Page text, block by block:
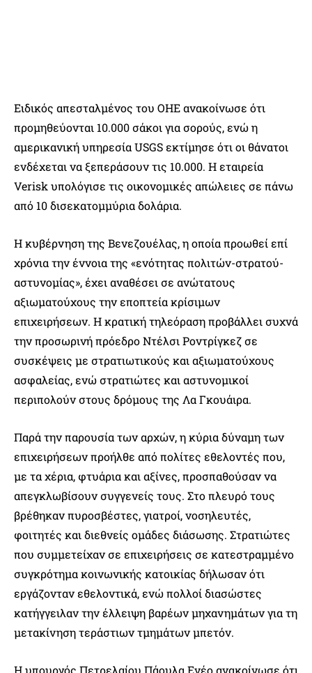
Ειδικός απεσταλμένος του ΟΗΕ ανακοίνωσε ότι
προμηθεύονται 10.000 σάκοι για σορούς, ενώ η
αμερικανική υπηρεσία USGS εκτίμησε ότι οι θάνατοι
ενδέχεται να ξεπεράσουν τις 10.000. Η εταιρεία
Verisk υπολόγισε τις οικονομικές απώλειες σε πάνω
από 10 δισεκατομμύρια δολάρια.
Η κυβέρνηση της Βενεζουέλας, η οποία προωθεί επί
χρόνια την έννοια της «ενότητας πολιτών-στρατού-
αστυνομίας», έχει αναθέσει σε ανώτατους
αξιωματούχους την εποπτεία κρίσιμων
επιχειρήσεων. Η κρατική τηλεόραση προβάλλει συχνά
την προσωρινή πρόεδρο Ντέλσι Ροντρίγκεζ σε
συσκέψεις με στρατιωτικούς και αξιωματούχους
ασφαλείας, ενώ στρατιώτες και αστυνομικοί
περιπολούν στους δρόμους της Λα Γκουάιρα.
Παρά την παρουσία των αρχών, η κύρια δύναμη των
επιχειρήσεων προήλθε από πολίτες εθελοντές που,
με τα χέρια, φτυάρια και αξίνες, προσπαθούσαν να
απεγκλωβίσουν συγγενείς τους. Στο πλευρό τους
βρέθηκαν πυροσβέστες, γιατροί, νοσηλευτές,
φοιτητές και διεθνείς ομάδες διάσωσης. Στρατιώτες
που συμμετείχαν σε επιχειρήσεις σε κατεστραμμένο
συγκρότημα κοινωνικής κατοικίας δήλωσαν ότι
εργάζονταν εθελοντικά, ενώ πολλοί διασώστες
κατήγγειλαν την έλλειψη βαρέων μηχανημάτων για τη
μετακίνηση τεράστιων τμημάτων μπετόν.
Η υπουργός Πετρελαίου Πάουλα Ενέο ανακοίνωσε ότι